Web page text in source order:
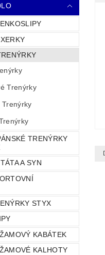
Trenýrky
Trenýrky
TRENÝRKY
A SYN
STYX
KABÁTEK
KALHOTY